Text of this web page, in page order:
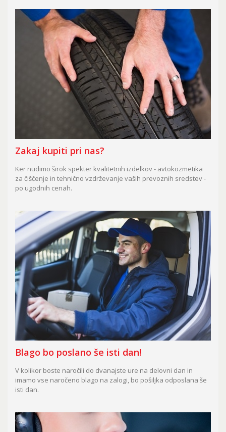
Zakaj kupiti pri nas?
Ker nudimo širok spekter kvalitetnih izdelkov - avtokozmetika
za čiščenje in tehnično vzdrževanje vaših prevoznih sredstev -
po ugodnih cenah.
Blago bo poslano še isti dan!
V kolikor boste naročili do dvanajste ure na delovni dan in
imamo vse naročeno blago na zalogi, bo pošiljka odposlana še
isti dan.